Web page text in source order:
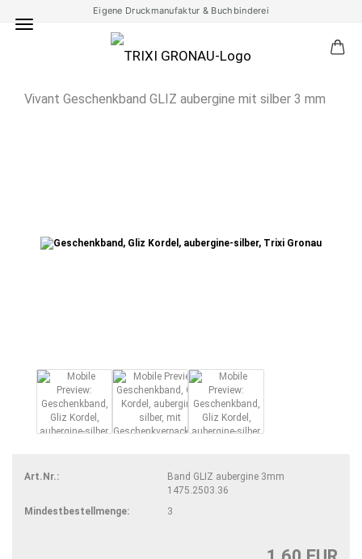
Eigene Druckmanufaktur & Buchbinderei
Vivant Geschenkband GLIZ aubergine mit silber 3 mm
Art.Nr.:
Band GLIZ aubergine 3mm
1475.2503.36
Mindestbestellmenge:
3